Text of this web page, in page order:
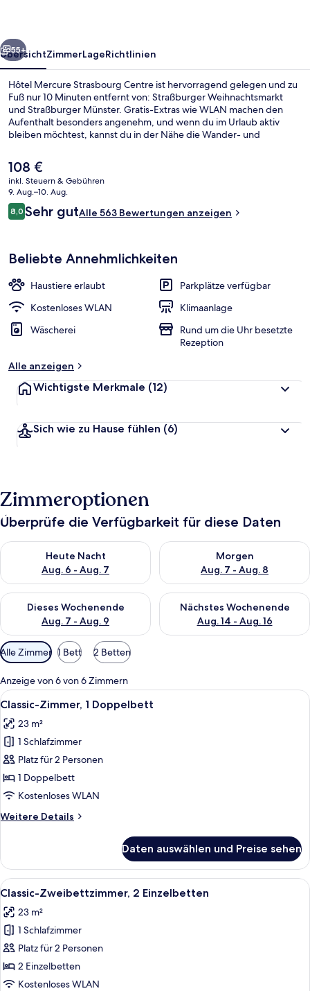
Weiter
55+
ÜbersichtZimmerLageRichtlinien
Hôtel Mercure Strasbourg Centre ist hervorragend gelegen und zu
Fuß nur 10 Minuten entfernt von: Straßburger Weihnachtsmarkt
und Straßburger Münster. Gratis-Extras wie WLAN machen den
Aufenthalt besonders angenehm, und wenn du im Urlaub aktiv
bleiben möchtest, kannst du in der Nähe die Wander- und
Snackbar and eine Terrasse. Andere Reisende haben viel Gutes
über das hilfsbereite Personal zu berichten. Die Unterkunft ist nur
einen kurzen Fußmarsch von den öffentlichen Verkehrsmitteln
entfernt: Bis zur U-Bahn sind es wenige Schritte
(Straßenbahnhaltestelle Homme de Fer) bzw. 4 Minuten
(Straßenbahnhaltestelle Ancienne Synagogue/Les Halles).
Der
aktuelle
Preis
beträgt
108 €.
108 €
inkl. Steuern & Gebühren
9. Aug.–10. Aug.
Bewertungen
8,08,0 von 10.
Sehr gutAlle 563 Bewertungen anzeigen
Beliebte Annehmlichkeiten
Haustiere erlaubt
Parkplätze verfügbar
Kostenloses WLAN
Klimaanlage
Wäscherei
Rund um die Uhr besetzte
Rezeption
Alle anzeigen
Wichtigste Merkmale (12)
Sich wie zu Hause fühlen (6)
Zimmeroptionen
Überprüfe die Verfügbarkeit für diese Daten
Heute Nacht
Aug. 6 - Aug. 7
Überprüfe die Verfügbarkeit für heute Nacht, Aug. 6 - Aug. 7.
Morgen
Aug. 7 - Aug. 8
Überprüfe die Verfügbarkeit
Dieses Wochenende
Aug. 7 - Aug. 9
Überprüfe die Verfügbarkeit für dieses Wochenende, Aug. 7
Nächstes Wochenende
Aug. 14 - Aug. 16
Überprüfe die Verfügbarkeit
Verfügbare
Filter
für
Zimmer
Alle Zimmer 1 Bett 2 Betten
Anzeige von 6 von 6 Zimmern
Alle
Fotos
für
Classic-
Zimmer,
1
Doppelbett
Ein Hotelzimmer mit einem Bett,
11
Classic-Zimmer, 1 Doppelbett
23 m²
1 Schlafzimmer
Platz für 2 Personen
1 Doppelbett
Kostenloses WLAN
Weitere Details
Weitere
Zimmer,
Doppelbett
Daten auswählen und Preise sehen
Alle
Fotos
für
Classic-
Zweibettzimmer,
2 Einzelbetten
anzeigen
Ein Hotelzimmer mit Bett, Sessel,
8
Classic-Zweibettzimmer, 2 Einzelbetten
23 m²
1 Schlafzimmer
Platz für 2 Personen
2 Einzelbetten
Kostenloses WLAN